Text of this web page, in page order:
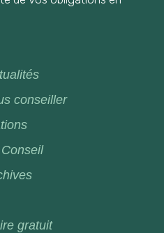
conseiller
gratuit